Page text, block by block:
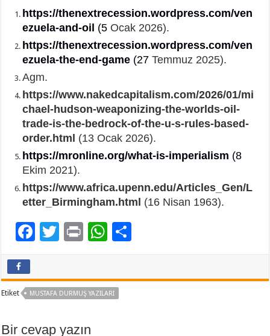
https://thenextrecession.wordpress.com/ven
ezuela-and-oil (5 Ocak 2026).
https://thenextrecession.wordpress.com/ven
ezuela-the-end-game (27 Temmuz 2025).
Agm.
https://www.nakedcapitalism.com/2026/01/mi
chael-hudson-weaponizing-the-worlds-oil-
trade-is-the-bedrock-of-the-u-s-rules-based-
order.html (13 Ocak 2026).
https://mronline.org/what-is-imperialism (8
Ekim 2021).
https://www.africa.upenn.edu/Articles_Gen/L
etter_Birmingham.html (16 Nisan 1963).
F
b
o
T
er
Pr W
sA
Etiket MUSTAFA DURMUŞ YAZILARI
Bir cevap yazın